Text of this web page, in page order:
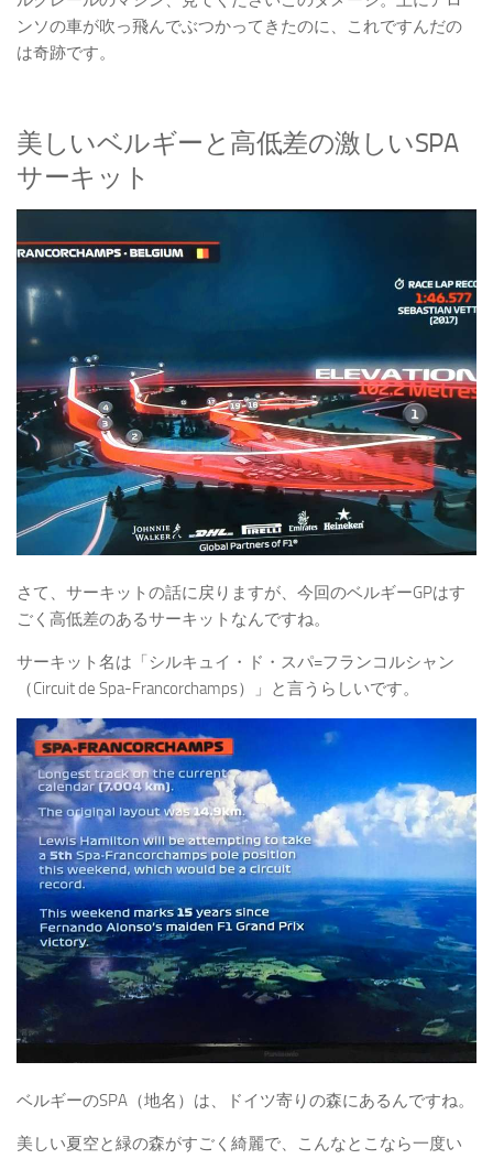
ンソの車が吹っ飛んでぶつかってきたのに、これですんだの
は奇跡です。
美しいベルギーと高低差の激しいSPA
サーキット
さて、サーキットの話に戻りますが、今回のベルギーGPはす
ごく高低差のあるサーキットなんですね。
サーキット名は「シルキュイ・ド・スパ=フランコルシャン
（Circuit de Spa-Francorchamps）」と言うらしいです。
ベルギーのSPA（地名）は、ドイツ寄りの森にあるんですね。
美しい夏空と緑の森がすごく綺麗で、こんなとこなら一度い